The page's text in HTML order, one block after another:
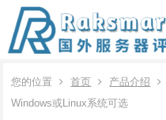
您的位置 首页 产品介绍
Windows或Linux系统可选